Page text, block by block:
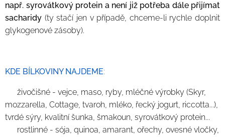
např. syrovátkový protein a není již potřeba dále přijímat
sacharidy (ty stačí jen v případě, chceme-li rychle doplnit
glykogenové zásoby).
KDE BÍLKOVINY NAJDEME:
živočišné - vejce, maso, ryby, mléčné výrobky (Skyr,
mozzarella, Cottage, tvaroh, mléko, řecký jogurt, riccotta...),
tvrdé sýry, kvalitní šunka, šmakoun, syrovátkový protein...
rostlinné - sója, quinoa, amarant, ořechy, ovesné vločky,